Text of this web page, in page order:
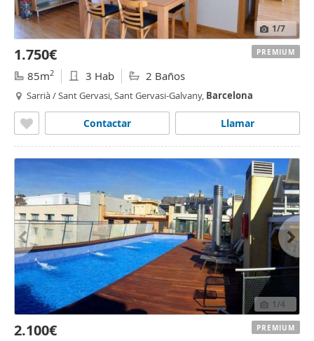
1/7
1.750€
85m2 3 Hab 2 Baños
Sarrià / Sant Gervasi, Sant Gervasi-Galvany, Barcelona
Llamar
Contactar
PREMIUM
1/4
2.100€ PREMIUM